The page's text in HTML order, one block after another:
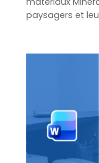
paysagers et